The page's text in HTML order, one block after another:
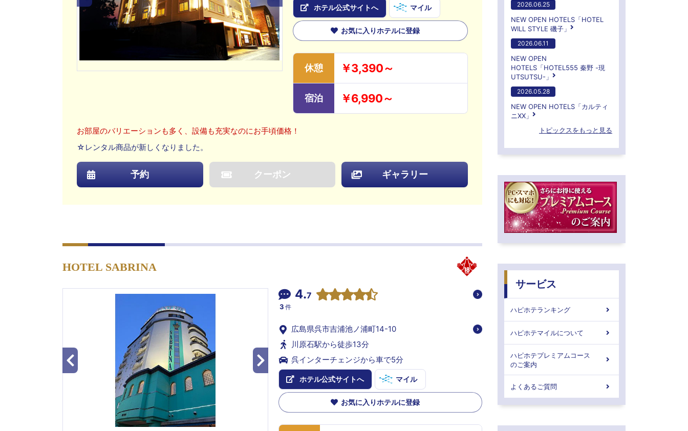
ホテル公式サイトへ マイル
お気に入りホテルに登録
休憩 ￥3,390～
宿泊 ￥6,990～
お部屋のバリエーションも多く、設備も充実なのにお手頃価格！
☆レンタル商品が新しくなりました。
予約 クーポン ギャラリー
HOTEL SABRINA
4.7
3 件
広島県呉市吉浦池ノ浦町14-10
川原石駅から徒歩13分
呉インターチェンジから車で5分
ホテル公式サイトへ マイル
お気に入りホテルに登録
2026.06.25
NEW OPEN HOTELS「HOTEL
WILL STYLE 磯子」
2026.06.11
NEW OPEN
HOTELS「HOTEL555 秦野 -現
UTSUTSU-」
2026.05.28
NEW OPEN HOTELS「カルティ
ニXX」
トピックスをもっと見る
サービス
ハピホテランキング
ハピホテマイルについて
ハピホテプレミアムコース
のご案内
よくあるご質問